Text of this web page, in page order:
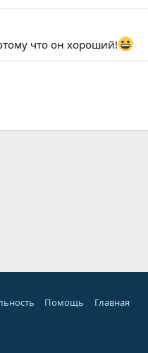
что он хороший!
Помощь Главная